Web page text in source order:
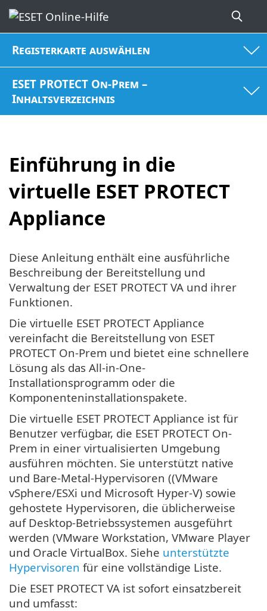
Registerkarte auswählen
ESET PROTECT On-Prem –
Inhaltsverzeichnis
Einführung in die
virtuelle ESET PROTECT
Appliance
Diese Anleitung enthält eine ausführliche
Beschreibung der Bereitstellung und
Verwaltung der ESET PROTECT VA und ihrer
Funktionen.
Die virtuelle ESET PROTECT Appliance
vereinfacht die Bereitstellung von ESET
PROTECT On-Prem und bietet eine schnellere
Lösung als das All-in-One-
Installationsprogramm oder die
Komponenteninstallationspakete.
Die virtuelle ESET PROTECT Appliance ist für
Benutzer verfügbar, die ESET PROTECT On-
Prem in einer virtualisierten Umgebung
ausführen möchten. Sie unterstützt native
und Bare-Metal-Hypervisoren ((VMware
vSphere/ESXi und Microsoft Hyper-V) sowie
gehostete Hypervisoren, die üblicherweise
auf Desktop-Betriebssystemen ausgeführt
werden (VMware Workstation, VMware Player
und Oracle VirtualBox. Siehe unterstützte
Hypervisoren für eine vollständige Liste.
Die ESET PROTECT VA ist sofort einsatzbereit
und umfasst: